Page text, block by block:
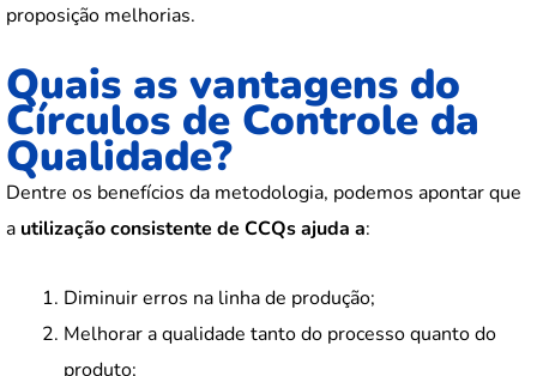
proposição melhorias.
Quais as vantagens do
Círculos de Controle da
Qualidade?
Dentre os benefícios da metodologia, podemos apontar que
a utilização consistente de CCQs ajuda a:
Diminuir erros na linha de produção;
Melhorar a qualidade tanto do processo quanto do
produto;